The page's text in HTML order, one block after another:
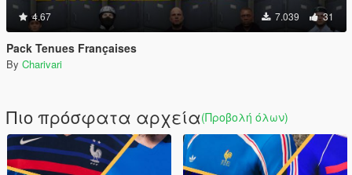
4.67 7.039 31
Pack Tenues Françaises
By Charivari
Πιο πρόσφατα αρχεία(Προβολή όλων)